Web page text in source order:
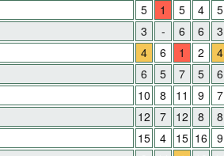
5 1 5 4 5
3 - 6 6 3
4 6 1 2 4
6 5 7 5 6
10 8 11 9 7
12 7 12 8 8
15 4 15 16 9